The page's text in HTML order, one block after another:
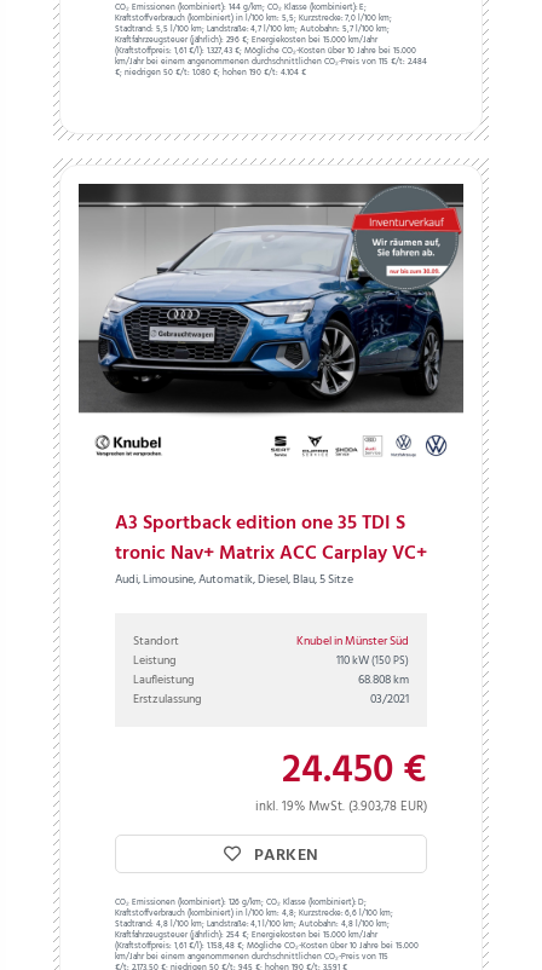
CO₂ Emissionen (kombiniert): 144 g/km;CO₂ Klasse (kombiniert): E;
Kraftstoffverbrauch (kombiniert) in l/100 km: 5,5;Kurzstrecke: 7,0 l/100 km;
Stadtrand: 5,5 l/100 km;Landstraße: 4,7 l/100 km;Autobahn: 5,7 l/100 km;
Kraftfahrzeugsteuer (jährlich): 296 €;Energiekosten bei 15.000 km/Jahr
(Kraftstoffpreis: 1,61€/l): 1.327,43 €;Mögliche CO₂-Kosten über 10 Jahre bei 15.000
km/Jahr bei einem angenommenen durchschnittlichen CO₂-Preis von 115 €/t: 2.484
€; niedrigen 50 €/t: 1.080 €; hohen 190 €/t: 4.104 €
A3 Sportback edition one 35 TDI S
tronic Nav+ Matrix ACC Carplay VC+
Audi, Limousine, Automatik, Diesel, Blau, 5 Sitze
Standort
Knubel in Münster Süd
Leistung
110 kW(150 PS)
Laufleistung
68.808 km
Erstzulassung
03/2021
24.450 €
inkl. 19% MwSt. (3.903,78 EUR)
PARKEN
CO₂ Emissionen (kombiniert): 126 g/km;CO₂ Klasse (kombiniert): D;
Kraftstoffverbrauch (kombiniert) in l/100 km: 4,8;Kurzstrecke: 6,6 l/100 km;
Stadtrand: 4,8 l/100 km;Landstraße: 4,1 l/100 km;Autobahn: 4,8 l/100 km;
Kraftfahrzeugsteuer (jährlich): 254 €;Energiekosten bei 15.000 km/Jahr
(Kraftstoffpreis: 1,61€/l): 1.158,48 €;Mögliche CO₂-Kosten über 10 Jahre bei 15.000
km/Jahr bei einem angenommenen durchschnittlichen CO₂-Preis von 115